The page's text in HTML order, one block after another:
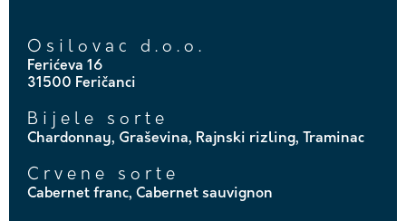
Osilovac d.o.o.
Ferićeva 16
31500 Feričanci
Bijele sorte
Chardonnay, Graševina, Rajnski rizling, Traminac
Crvene sorte
Cabernet franc, Cabernet sauvignon